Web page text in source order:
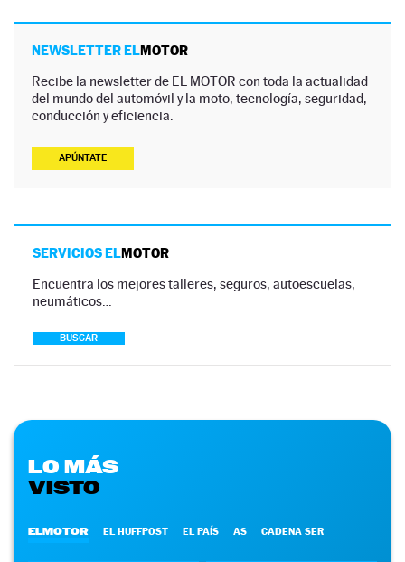
NEWSLETTER ELMOTOR
Recibe la newsletter de EL MOTOR con toda la actualidad
del mundo del automóvil y la moto, tecnología, seguridad,
conducción y eficiencia.
APÚNTATE
SERVICIOS ELMOTOR
Encuentra los mejores talleres, seguros, autoescuelas,
neumáticos…
BUSCAR
LO MÁS
VISTO
ELMOTOR EL HUFFPOST EL PAÍS AS CADENA SER